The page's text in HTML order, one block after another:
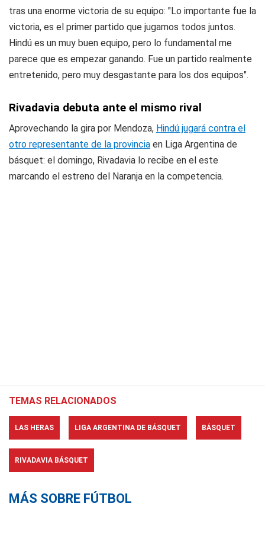
tras una enorme victoria de su equipo: "Lo importante fue la
victoria, es el primer partido que jugamos todos juntos.
Hindú es un muy buen equipo, pero lo fundamental me
parece que es empezar ganando. Fue un partido realmente
entretenido, pero muy desgastante para los dos equipos".
Rivadavia debuta ante el mismo rival
Aprovechando la gira por Mendoza, Hindú jugará contra el
otro representante de la provincia en Liga Argentina de
básquet: el domingo, Rivadavia lo recibe en el este
marcando el estreno del Naranja en la competencia.
TEMAS RELACIONADOS
LAS HERAS LIGA ARGENTINA DE BÁSQUET BÁSQUET
RIVADAVIA BÁSQUET
MÁS SOBRE FÚTBOL